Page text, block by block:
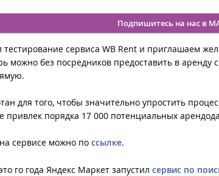
Подпишитесь на нас в
сервиса WB Rent и приглашаем
можно без посредников предоставить в
для того, чтобы значительно упростить
порядка 17 000 потенциальных
сервисе можно по ссылке.
го года Яндекс Маркет запустил сервис по